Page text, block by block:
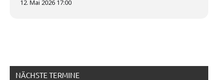
12. Mai 2026 17:00
NÄCHSTE TERMINE